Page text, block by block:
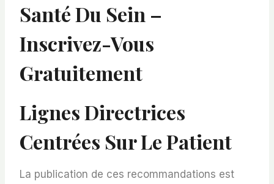
Santé Du Sein –
Inscrivez-Vous
Gratuitement
Lignes Directrices
Centrées Sur Le Patient
La publication de ces recommandations est